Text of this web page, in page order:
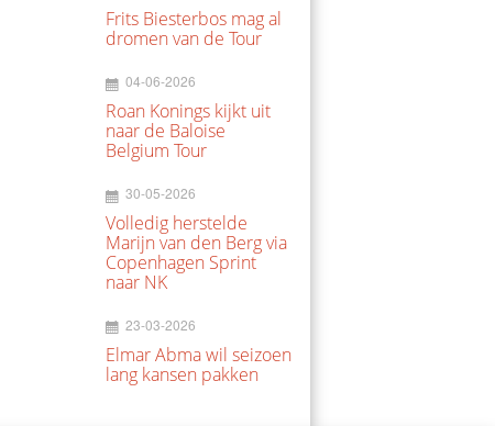
Frits Biesterbos mag al
dromen van de Tour
04-06-2026
Roan Konings kijkt uit
naar de Baloise
Belgium Tour
30-05-2026
Volledig herstelde
Marijn van den Berg via
Copenhagen Sprint
naar NK
23-03-2026
Elmar Abma wil seizoen
lang kansen pakken